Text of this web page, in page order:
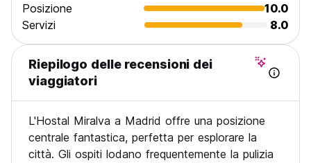
Posizione
10.0
Servizi
8.0
Riepilogo delle recensioni dei
viaggiatori
L'Hostal Miralva a Madrid offre una posizione
centrale fantastica, perfetta per esplorare la
città. Gli ospiti lodano frequentemente la pulizia